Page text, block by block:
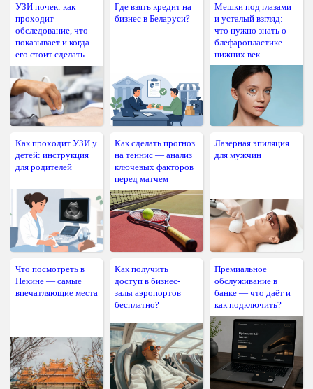
УЗИ почек: как
проходит
обследование, что
показывает и когда
его стоит сделать
Где взять кредит на
бизнес в Беларуси?
Мешки под глазами
и усталый взгляд:
что нужно знать о
блефаропластике
нижних век
Как проходит УЗИ у
детей: инструкция
для родителей
Как сделать прогноз
на теннис — анализ
ключевых факторов
перед матчем
Лазерная эпиляция
для мужчин
Что посмотреть в
Пекине — самые
впечатляющие места
Как получить
доступ в бизнес-
залы аэропортов
бесплатно?
Премиальное
обслуживание в
банке — что даёт и
как подключить?